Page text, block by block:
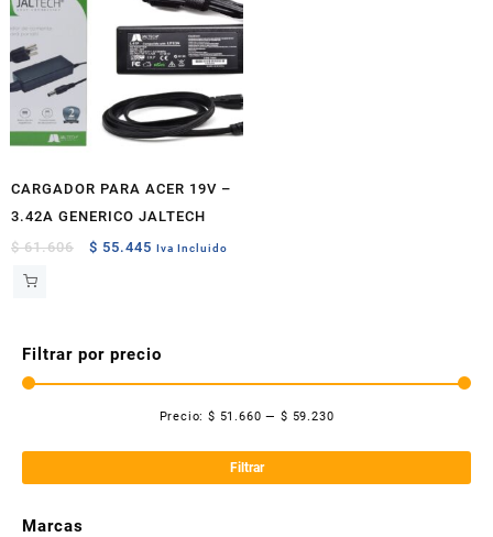
CARGADOR PARA ACER 19V –
3.42A GENERICO JALTECH
$61.606
Original
$ 55.445 Current
Iva Incluido
Filtrar por precio
Filtrar
Precio:$ 51.660 — $ 59.230
Marcas